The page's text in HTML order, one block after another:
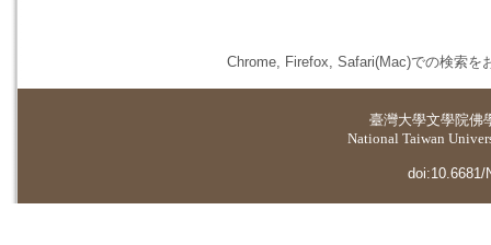
Chrome, Firefox, Safari(Mac)での検索を
臺灣大學文學院佛
National Taiwan
doi:10.6681/